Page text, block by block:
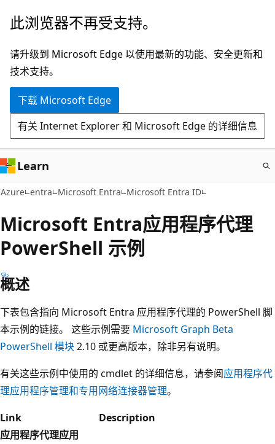
跳
主
要
内
此浏览器不再受支持。
请升级到 Microsoft Edge 以使用最新的功能、安全更新和
技术支持。
下载 Microsoft Edge
有关 Internet Explorer 和 Microsoft Edge 的详细信息
Learn
Azure entra Microsoft Entra Microsoft Entra ID
Microsoft Entra应用程序代理
PowerShell 示例
概述
下表包含指向 Microsoft Entra 应用程序代理的 PowerShell 脚
本示例的链接。 这些示例需要 Microsoft Graph Beta
PowerShell 模块2.10 或更高版本，除非另有说明。
有关这些示例中使用的 cmdlet 的详细信息，请参阅应用程序代
理应用程序管理和专用网络连接器管理。
Link
Description
应用程序代理应用